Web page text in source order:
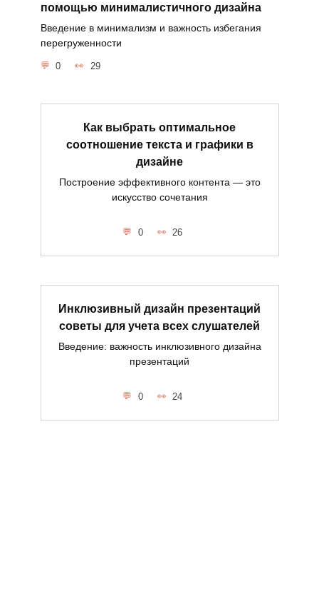
помощью минималистичного дизайна
Введение в минимализм и важность избегания
перегруженности
0 29
Как выбрать оптимальное
соотношение текста и графики в
дизайне
Построение эффективного контента — это
искусство сочетания
0 26
Инклюзивный дизайн презентаций
советы для учета всех слушателей
Введение: важность инклюзивного дизайна
презентаций
0 24